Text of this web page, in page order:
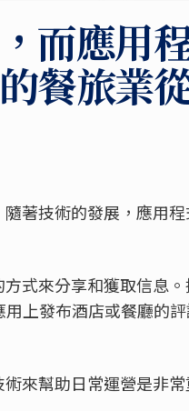
而應用
餐旅業
著技術的發展，應用
式來分享和獲取信息
上發布酒店或餐廳的
來幫助日常運營是非